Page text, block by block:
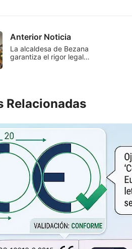
Anterior Noticia
La alcaldesa de Bezana
garantiza el rigor legal…
Relacionadas